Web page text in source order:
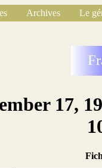
Archives
Le
17,